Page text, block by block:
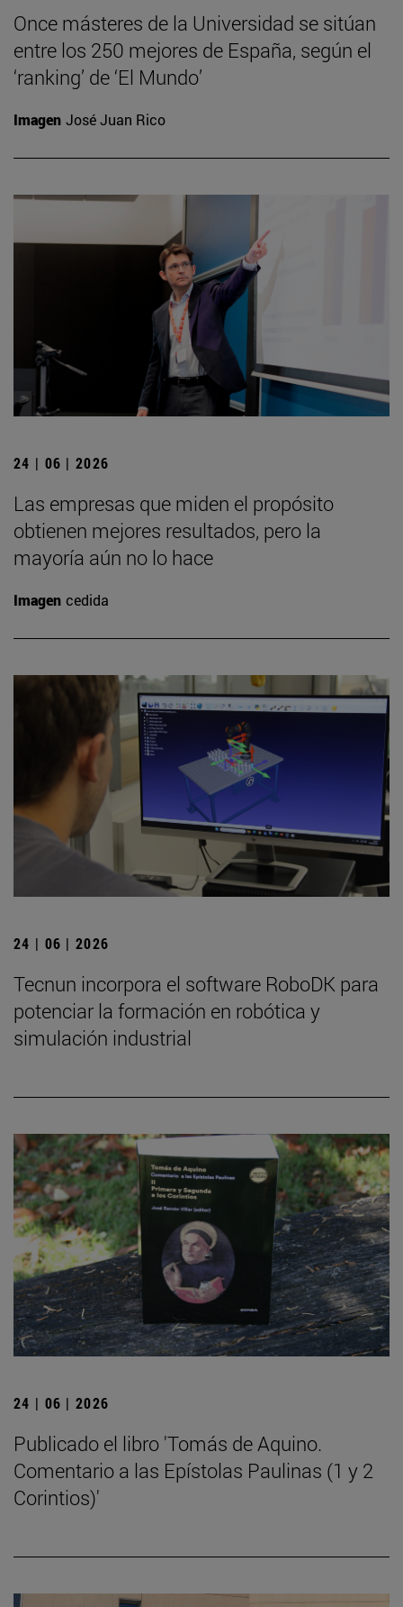
Once másteres de la Universidad se sitúan
entre los 250 mejores de España, según el
‘ranking’ de ‘El Mundo’
Imagen José Juan Rico
24 | 06 | 2026
Las empresas que miden el propósito
obtienen mejores resultados, pero la
mayoría aún no lo hace
Imagen cedida
24 | 06 | 2026
Tecnun incorpora el software RoboDK para
potenciar la formación en robótica y
simulación industrial
24 | 06 | 2026
Publicado el libro 'Tomás de Aquino.
Comentario a las Epístolas Paulinas (1 y 2
Corintios)'